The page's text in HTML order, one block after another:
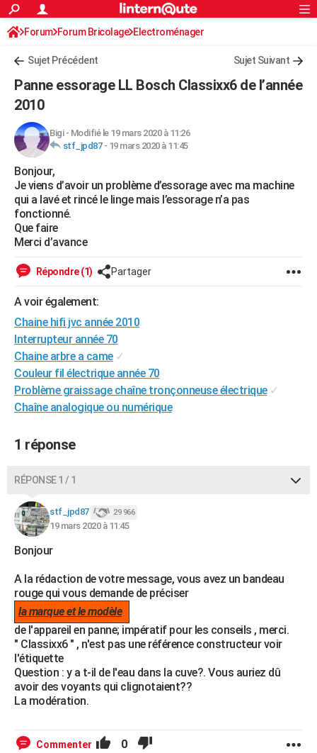
ACTUALITÉS
Politique
Société
Faits Divers
Education
Monde
Villes
+
Programme TV
TNTStreaming
Cinéma
Sorties cinéma
Musique
+FINANCE
Retraite
Impôts
Epargne
Immobilier
Risques naturels par ville
Banque
Assurance
Crédit
AUTO
Essais
Réserver un essai
Citadines
Berlines
SUV
Forum auto
HIGH-TECH
Mobiles
Meilleur smartphone
Internet
Ordinateurs
Jeux vidéo
Guide high-tech
+BRICOLAGE
Forum
Aménagement intérieur
Extérieur
Cuisine
Salle de bains
Jardinage
Rangement
WEEK-END
Guides de France
Escapades
Patrimoine
Expositions
Musées
Week-end nature
+LIFESTYLE
Art de vivre
Bien-être
Loisirs
Mode
Modes de vie
SANTE
Alimentation
Guide de la santé
Maladies
Médicaments
Sommeil
VOYAGE
Voyage nature
Voyage de noces
PHOTO
GUIDES D'ACHAT
BONS PLANS
Carte de Noël
Carte Bonne année
Carte Saint-Valentin
Carte Pâques
Carte d'anniversaire
DICTIONNAIRE
Dictionnaire
Biographies
Citations
Expressions
Proverbes
PROGRAMME TV
COPAINS D'AVANT
S'inscrire
Se connecter
Lycées
Collèges
Primaires
Universités
Entreprises
Service militaire
Avis de recherche
AVIS DE DÉCÈS
Bricolage
Lifestyle
Culture
Sport
Auto
Television
Voyage
Cinema
S'inscrire
Connexion
Forum Forum Bricolage Electroménager
Sujet Précédent Sujet Suivant
Panne essorage LL Bosch Classixx6 de l’année
2010
Bigi- Modifié le 19 mars 2020 à 11:26
stf_jpd87- 19 mars 2020 à 11:45
Bonjour,
Je viens d’avoir un problème d’essorage avec ma machine
qui a lavé et rincé le linge mais l’essorage n’a pas
fonctionné.
Que faire
Merci d’avance
Répondre (1) Partager
A voir également:
Chaine hifi jvc année 2010
Interrupteur année 70
Chaine arbre a came ✓
Couleur fil électrique année 70
Problème graissage chaîne tronçonneuse électrique ✓
Chaîne analogique ou numérique
1 réponse
RÉPONSE 1 / 1
stf_jpd87 29 966
19 mars 2020 à 11:45
Bonjour
A la rédaction de votre message, vous avez un bandeau
rouge qui vous demande de préciser
la marque et le modèle
de l'appareil en panne; impératif pour les conseils , merci.
" Classixx6 " , n'est pas une référence constructeur voir
l'étiquette
Question : y a t-il de l'eau dans la cuve?. Vous auriez dû
avoir des voyants qui clignotaient??
La modération.
Commenter 0